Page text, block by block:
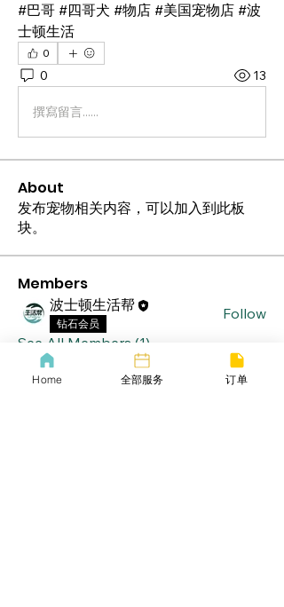
#巴哥 #四哥犬 #物店 #美国宠物店 #波
士顿生活
0
0 13
撰寫留言......
About
发布宠物相关内容，可以加入到此板
块。
Members
波士顿生活帮
钻石会员
Follow
See All Members (1)
Home 全部服务 订单